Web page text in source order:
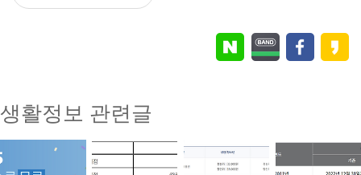
생활정보 관련글